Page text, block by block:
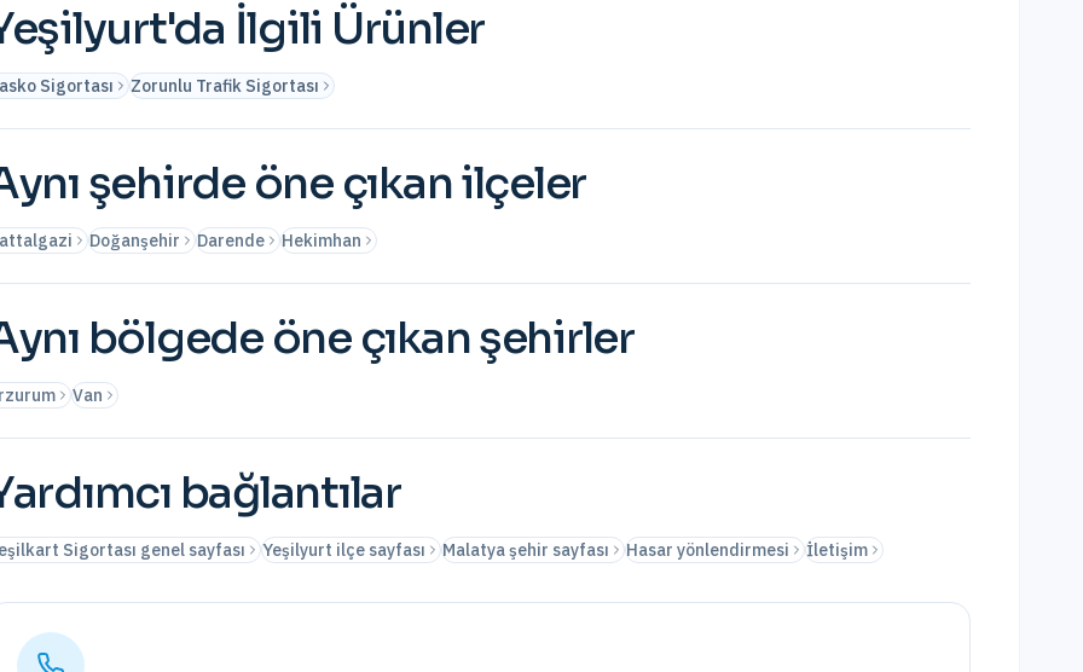
'da İlgili Ürünler
Sigortası Zorunlu Trafik Sigortası
şehirde öne çıkan ilçeler
Doğanşehir Darende Hekimhan
bölgede öne çıkan şehirler
Van
bağlantılar
Sigortası genel sayfası Yeşilyurt ilçe sayfası Malatya şehir sayfası Hasar yönlendirmesi İletişim